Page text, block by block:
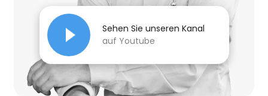
Sehen Sie unseren Kanal
auf Youtube